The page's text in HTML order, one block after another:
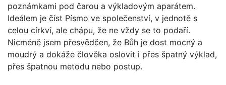
poznámkami pod čarou a výkladovým aparátem.
Ideálem je číst Písmo ve společenství, v jednotě s
celou církví, ale chápu, že ne vždy se to podaří.
Nicméně jsem přesvědčen, že Bůh je dost mocný a
moudrý a dokáže člověka oslovit i přes špatný výklad,
přes špatnou metodu nebo postup.